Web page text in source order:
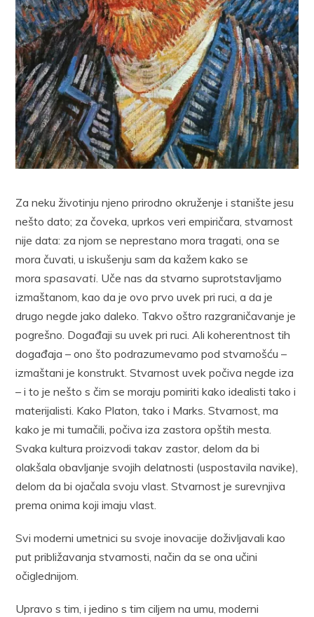
Za neku životinju njeno prirodno okruženje i stanište jesu
nešto dato; za čoveka, uprkos veri empiričara, stvarnost
nije data: za njom se neprestano mora tragati, ona se
mora čuvati, u iskušenju sam da kažem kako se
moraspasavati. Uče nas da stvarno suprotstavljamo
izmaštanom, kao da je ovo prvo uvek pri ruci, a da je
drugo negde jako daleko. Takvo oštro razgraničavanje je
pogrešno. Događaji su uvek pri ruci. Ali koherentnost tih
događaja – ono što podrazumevamo pod stvarnošću –
izmaštani je konstrukt. Stvarnost uvek počiva negde iza
– i to je nešto s čim se moraju pomiriti kako idealisti tako i
materijalisti. Kako Platon, tako i Marks. Stvarnost, ma
kako je mi tumačili, počiva iza zastora opštih mesta.
Svaka kultura proizvodi takav zastor, delom da bi
olakšala obavljanje svojih delatnosti (uspostavila navike),
delom da bi ojačala svoju vlast. Stvarnost je surevnjiva
prema onima koji imaju vlast.
Svi moderni umetnici su svoje inovacije doživljavali kao
put približavanja stvarnosti, način da se ona učini
očiglednijom.
Upravo s tim, i jedino s tim ciljem na umu, moderni